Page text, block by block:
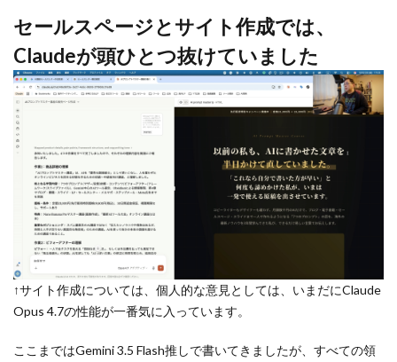
セールスページとサイト作成では、
Claudeが頭ひとつ抜けていました
↑サイト作成については、個人的な意見としては、いまだにClaude
Opus 4.7の性能が一番気に入っています。
ここまではGemini 3.5 Flash推しで書いてきましたが、すべての領